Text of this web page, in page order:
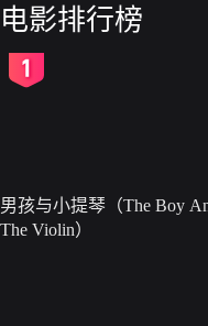
电影排行榜
男孩与小提琴（The Boy
The Violin）